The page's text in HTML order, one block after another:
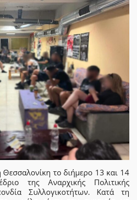
το διήμερο 13 και 14
της Αναρχικής Πολιτικής
Συλλογικοτήτων. Κατά τη